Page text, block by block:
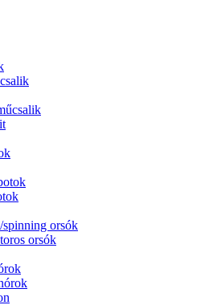
spinning orsók
orsók